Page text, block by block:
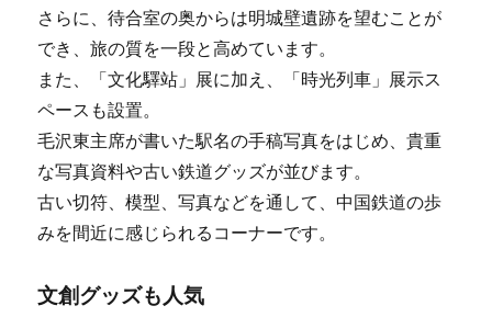
さらに、待合室の奥からは明城壁遺跡を望むことが
でき、旅の質を一段と高めています。
また、「文化驛站」展に加え、「時光列車」展示ス
ペースも設置。
毛沢東主席が書いた駅名の手稿写真をはじめ、貴重
な写真資料や古い鉄道グッズが並びます。
古い切符、模型、写真などを通して、中国鉄道の歩
みを間近に感じられるコーナーです。
文創グッズも人気